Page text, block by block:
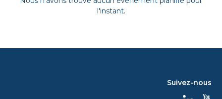
l'instant.
Suivez-nous